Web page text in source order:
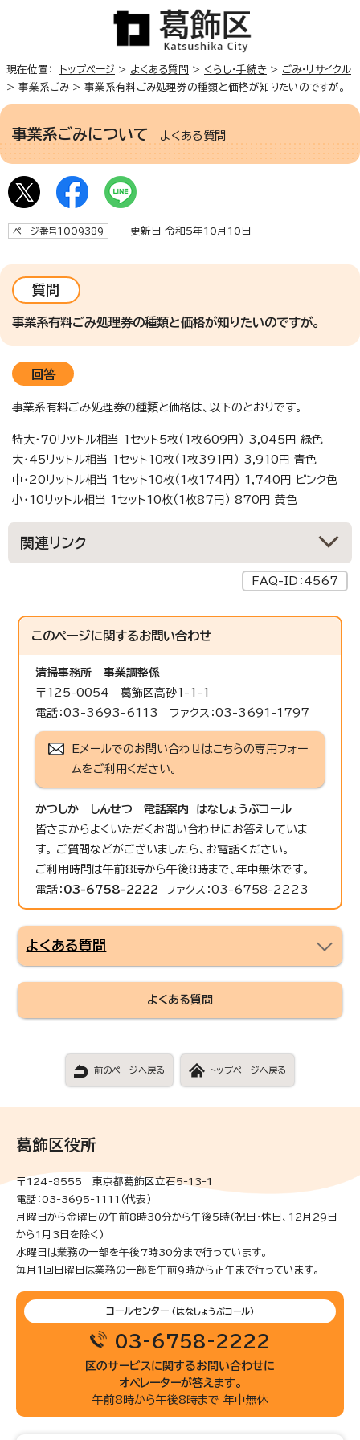
現在位置： トップページ > よくある質問 > くらし・手続き > ごみ・リサイクル
> 事業系ごみ> 事業系有料ごみ処理券の種類と価格が知りたいのですが。
事業系ごみについて よくある質問
ページ番号1009389 更新日 令和5年10月10日
質問
事業系有料ごみ処理券の種類と価格が知りたいのですが。
回答
事業系有料ごみ処理券の種類と価格は、以下のとおりです。
特大・70リットル相当 1セット5枚（1枚609円） 3,045円 緑色
大・45リットル相当 1セット10枚（1枚391円） 3,910円 青色
中・20リットル相当 1セット10枚（1枚174円） 1,740円 ピンク色
小・10リットル相当 1セット10枚（1枚87円） 870円 黄色
関連リンク
FAQ-ID：4567
このページに関するお問い合わせ
清掃事務所
事業調整係
〒125-0054 葛飾区高砂1-1-1
電話：03-3693-6113 ファクス：03-3691-1797
Eメールでのお問い合わせはこちらの専用フォー
ムをご利用ください。
かつしか しんせつ 電話案内 はなしょうぶコール
皆さまからよくいただくお問い合わせにお答えしていま
す。 ご質問などがございましたら、お電話ください。
ご利用時間は午前8時から午後8時まで、年中無休です。
電話： 03-6758-2222 ファクス：03-6758-2223
よくある質問
よくある質問
前のページへ戻る トップページへ戻る
葛飾区役所
〒124-8555 東京都葛飾区立石5-13-1
電話：03-3695-1111（代表）
月曜日から金曜日の午前8時30分から午後5時(祝日・休日、12月29日
から1月3日を除く)
水曜日は業務の一部を午後7時30分まで行っています。
毎月1回日曜日は業務の一部を午前9時から正午まで行っています。
コールセンター (はなしょうぶコール)
03-6758-2222
区のサービスに関するお問い合わせに
オペレーターが答えます。
午前8時から午後8時まで 年中無休